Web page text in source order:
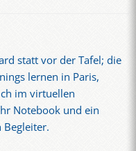
statt vor der Tafel; die
lernen in Paris,
im virtuellen
Notebook und ein
Begleiter.